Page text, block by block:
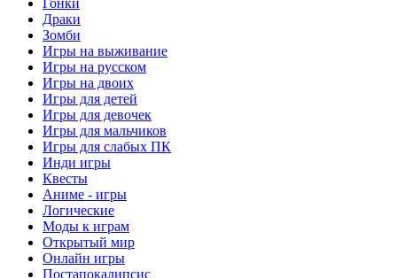
Драки
Зомби
Игры на выживание
Игры на русском
Игры на двоих
Игры для детей
Игры для девочек
Игры для мальчиков
Игры для слабых ПК
Инди игры
Квесты
Аниме - игры
Логические
Моды к играм
Открытый мир
Онлайн игры
Постапокалипсис